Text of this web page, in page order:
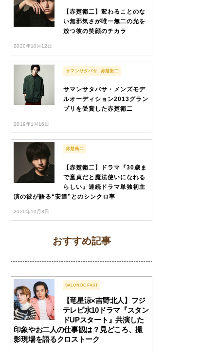
【赤楚衛二】変わることのな
い無邪気さが唯一無二の光を
放つ彼の笑顔のチカラ
2020年10月12日
サマンサタバサ 赤楚衛二
サマンサタバサ・メンズモデ
ルオーディション2013グラン
プリを受賞した赤楚衛二
2019年1月16日
赤楚衛二
【赤楚衛二】ドラマ『30歳ま
で童貞だと魔法使いになれる
らしい』連続ドラマ単独初主
演の彼が語る“安達”とのシンクロ率
2020年10月8日
おすすめ記事
SALON DE FAST
【竜星涼×吉野北人】フジ
テレビ水10ドラマ『スタン
ドUPスタート』共演した
印象やお二人の仕事観は？見どころ、撮
影現場を語るクロストーク